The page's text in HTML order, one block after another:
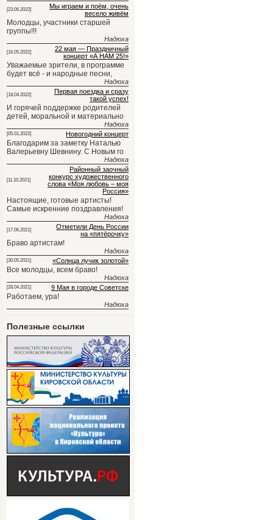
[23.06.2022]
Мы играем и поём, очень
весело живём
Молодцы, участники старшей
группы!!!
Надюха
[16.05.2022]
22 мая — Праздничный
концерт «А НАМ 25!»
Уважаемые зрители, в программе
будет всё - и народные песни,
Надюха
[18.04.2022]
Первая поездка и сразу
такой успех!
И горячей поддержке родителей
детей, моральной и материально
Надюха
[05.01.2022] Новогодний концерт
Благодарим за заметку Наталью
Валерьевну Шевнину. С Новым го
Надюха
[11.10.2021]
Районный заочный
конкурс художественного
слова «Моя любовь – моя
Россия»
Настоящие, готовые артисты!
Самые искренние поздравления!
Надюха
[17.06.2021]
Отметили День России
на «пятёрочку»
Браво артистам!
Надюха
[30.05.2021] «Солнца лучик золотой»
Все молодцы, всем браво!
Надюха
[28.04.2021] 9 Мая в городе Советске
Работаем, ура!
Надюха
Полезные ссылки